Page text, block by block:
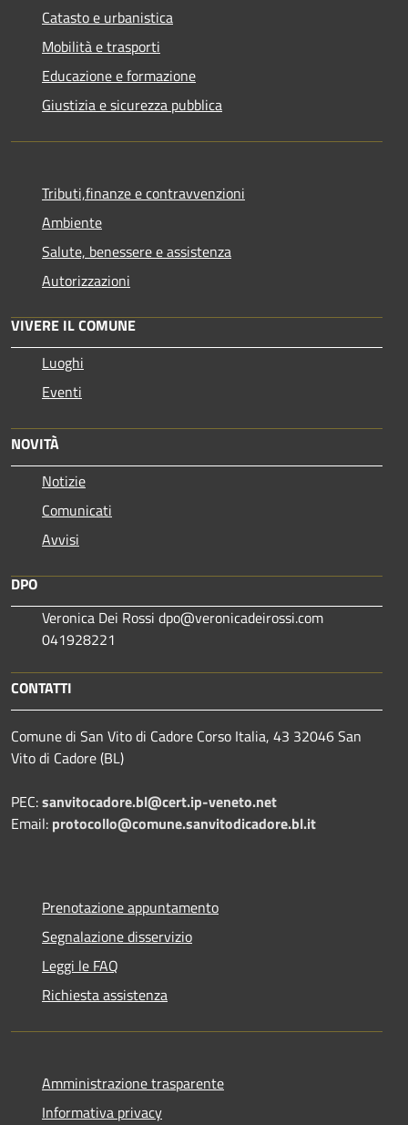
Catasto e urbanistica
Mobilità e trasporti
Educazione e formazione
Giustizia e sicurezza pubblica
Tributi,finanze e contravvenzioni
Ambiente
Salute, benessere e assistenza
Autorizzazioni
VIVERE IL COMUNE
Luoghi
Eventi
NOVITÀ
Notizie
Comunicati
Avvisi
DPO
Veronica Dei Rossi dpo@veronicadeirossi.com
041928221
CONTATTI
Comune di San Vito di Cadore Corso Italia, 43 32046 San
Vito di Cadore (BL)
PEC:sanvitocadore.bl@cert.ip-veneto.net
Email: protocollo@comune.sanvitodicadore.bl.it
Prenotazione appuntamento
Segnalazione disservizio
Leggi le FAQ
Richiesta assistenza
Amministrazione trasparente
Informativa privacy